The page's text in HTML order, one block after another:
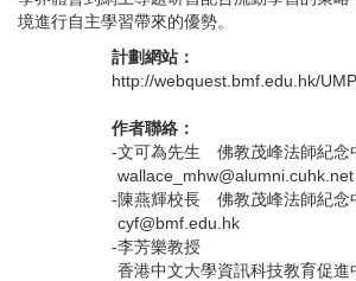
境進行自主學習帶來的優勢。
計劃網站：
http://webquest.bmf.edu.hk/
作者聯絡：
-文可為先生 佛教茂峰法師紀念
wallace_mhw@alumni.cuhk.net
-陳燕輝校長 佛教茂峰法師紀念
cyf@bmf.edu.hk
-李芳樂教授
香港中文大學資訊科技教育促進